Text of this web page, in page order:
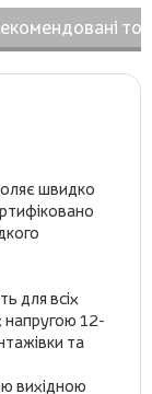
швидко
для всіх
напругою 12-
та
вихідною